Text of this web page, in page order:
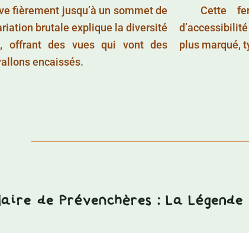
fièrement jusqu’à un sommet de
brutale explique la diversité
offrant des vues qui vont des
encaissés.
……..Cette
plus marqué,
de Prévenchères : La Légende